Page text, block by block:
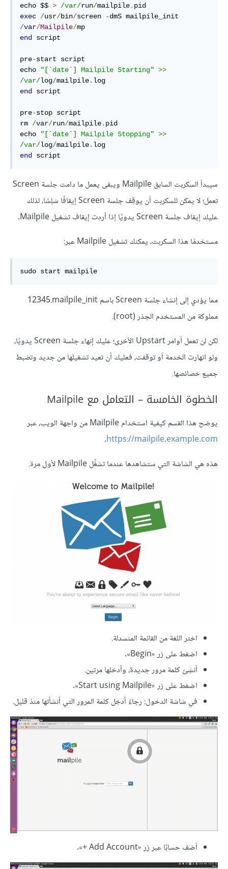
echo $$ > /var/run/mailpile.
exec /usr/bin/screen -
/var/Mailpile/
end
script
pre-start script
echo
"[`date`] Mailpile Starting" >>
/var/log/mailpile.
end
script
pre-stop script
rm /var/run/mailpile. pid
echo
"[`date`] Mailpile Stopping" >>
/var/log/mailpile.
end
script
سيبدأ السكربت السابق Mailpile ويبقى يعمل ما دامت جلسة Screen
تعمل؛ لا يمكن للسكربت أن يوقِف جلسة Screen إيقافًا سَلِسًا، لذلك
عليك إيقاف جلسة Screen يدويًا إذا أردت إيقاف تشغيل Mailpile.
مستخدمًا هذا السكربت، يمكنك تشغيل Mailpile عبر:
sudo start mailpile
مما يؤدي إلى إنشاء جلسة Screen باسم 12345‎.mailpile_init
مملوكة من المستخدم الجذر (root).
لكن لن تعمل أوامر Upstart الأخرى؛ عليك إنهاء جلسة Screen يدويًا،
ولو انهارت الخدمة أو توقفت، فعليك أن تعيد تشغيلها من جديد وتضبط
جميع خصائصها.
الخطوة الخامسة – التعامل مع Mailpile
يوضح هذا القسم كيفية استخدام Mailpile من واجهة الويب، عبر
https://mailpile.example.com
.
هذه هي الشاشة التي ستشاهدها عندما تشغِّل Mailpile لأول مرة.
اختر اللغة من القائمة المنسدلة.
اضغط على زر «Begin».
أنشِئ كلمة مرور جديدة، وأدخلها مرتين.
اضغط على زر «Start using Mailpile».
في شاشة الدخول: رجاءً أدخِل كلمة المرور التي أنشأتها منذ قليل.
أضف حسابًا عبر زر «‎+ Add Account».